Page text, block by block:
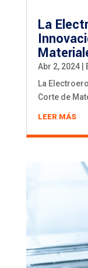
La
Abr 2, 2024|
La
Corte de
LEER MÁS